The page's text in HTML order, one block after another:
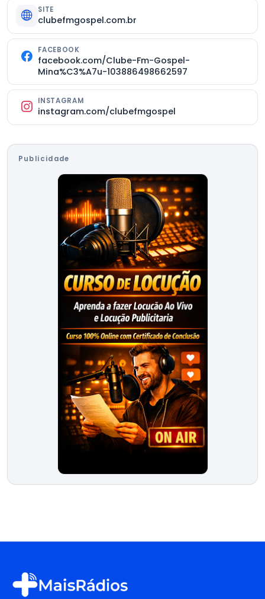
SITE
clubefmgospel.com.br
FACEBOOK
facebook.com/Clube-Fm-Gospel-
Mina%C3%A7u-103886498662597
INSTAGRAM
instagram.com/clubefmgospel
Publicidade